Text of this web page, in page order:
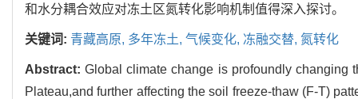
和水分耦合效应对冻土区氮转化影响机制值得深入探讨。
关键词: 青藏高原, 多年冻土, 气候变化, 冻融交替, 氮转化
Abstract:Global climate change is profoundly changing
Plateau,and further affecting the soil freeze-thaw (F-T)